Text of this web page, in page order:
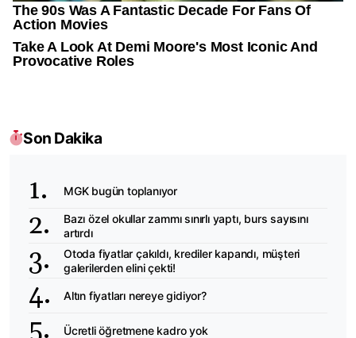
Son Dakika
MGK bugün toplanıyor
Bazı özel okullar zammı sınırlı yaptı, burs sayısını
artırdı
Otoda fiyatlar çakıldı, krediler kapandı, müşteri
galerilerden elini çekti!
Altın fiyatları nereye gidiyor?
Ücretli öğretmene kadro yok